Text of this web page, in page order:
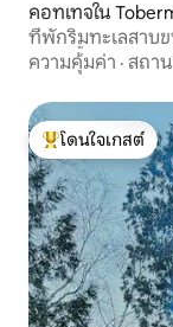
คอทเทจใน
ที่พักริมทะเลสาบ
อบไอน้ำ
ความคุ้มค่า · สถา
โดนใจเกสต์ที่สุด
โดนใจเกสต์